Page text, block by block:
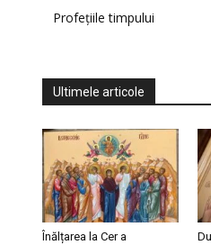
Profețiile timpului
Ultimele articole
Înălțarea la Cer a